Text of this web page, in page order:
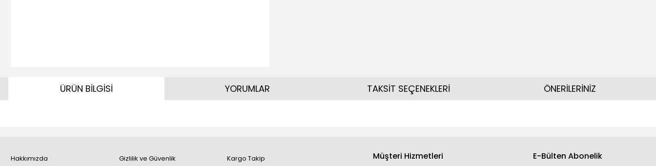
ÜRÜN BİLGİSİ YORUMLAR TAKSİT SEÇENEKLERİ ÖNERİLERİNİZ
Hakkımızda
Gizlilik ve Güvenlik
Kargo Takip
Müşteri Hizmetleri E-Bülten Abonelik